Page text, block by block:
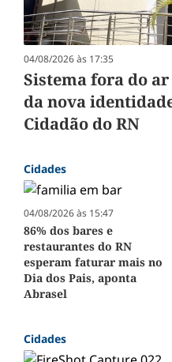
04/08/2026 às 17:35
Sistema fora do
da nova
Cidadão do RN
Cidades
04/08/2026 às 15:47
86% dos bares e
restaurantes do RN
esperam faturar mais no
Dia dos Pais, aponta
Abrasel
Cidades